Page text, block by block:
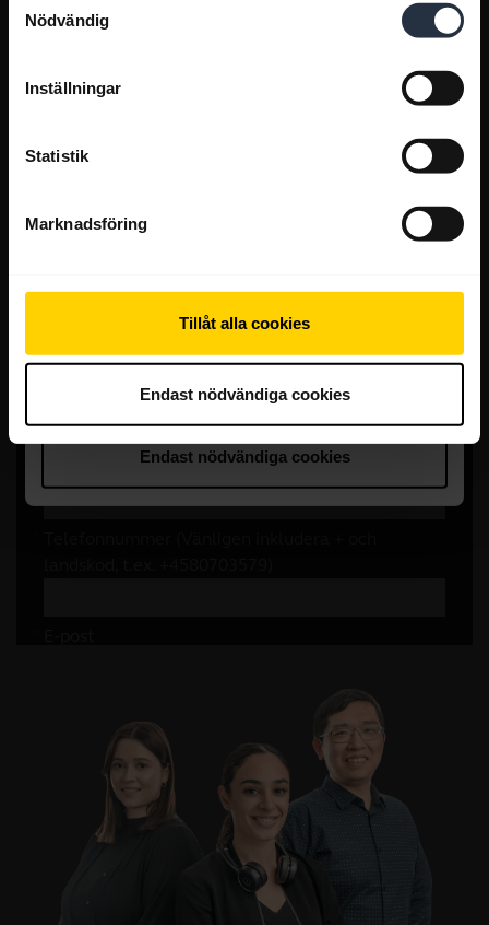
Nödvändig
Inställningar
Statistik
Marknadsföring
Tillåt alla cookies
Endast nödvändiga cookies